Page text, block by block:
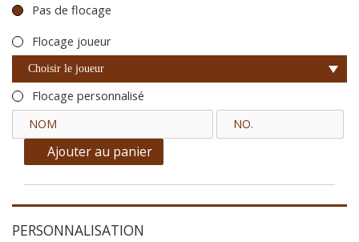
Pas de flocage
Flocage joueur
Choisir le joueur
Flocage personnalisé
Ajouter au panier
PERSONNALISATION